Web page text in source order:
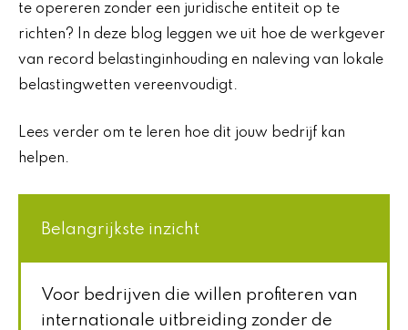
te opereren zonder een juridische entiteit op te
richten? In deze blog leggen we uit hoe de werkgever
van record belastinginhouding en naleving van lokale
belastingwetten vereenvoudigt.
Lees verder om te leren hoe dit jouw bedrijf kan
helpen.
Belangrijkste inzicht
Voor bedrijven die willen profiteren van
internationale uitbreiding zonder de